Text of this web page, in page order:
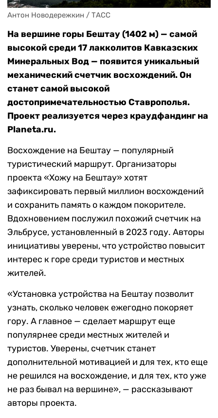
Антон Новодережкин / ТАСС
На вершине горы Бештау (1402 м) — самой
высокой среди 17 лакколитов Кавказских
Минеральных Вод — появится уникальный
механический счетчик восхождений. Он
станет самой высокой
достопримечательностью Ставрополья.
Проект реализуется через краудфандинг на
Planeta.ru.
Восхождение на Бештау — популярный
туристический маршрут. Организаторы
проекта «Хожу на Бештау» хотят
зафиксировать первый миллион восхождений
и сохранить память о каждом покорителе.
Вдохновением послужил похожий счетчик на
Эльбрусе, установленный в 2023 году. Авторы
инициативы уверены, что устройство повысит
интерес к горе среди туристов и местных
жителей.
«Установка устройства на Бештау позволит
узнать, сколько человек ежегодно покоряет
гору. А главное — сделает маршрут еще
популярнее среди местных жителей и
туристов. Уверены, счетчик станет
дополнительной мотивацией и для тех, кто еще
не решился на восхождение, и для тех, кто уже
не раз бывал на вершине», — рассказывают
авторы проекта.